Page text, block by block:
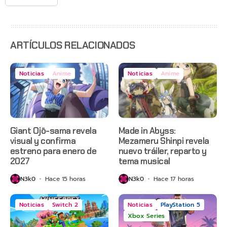
ARTÍCULOS RELACIONADOS
Noticias Anime
Giant Ojō-sama revela
visual y confirma
estreno para enero de
2027
N3k0 Hace 15 horas
Noticias Anime
Made in Abyss:
Mezameru Shinpi revela
nuevo tráiler, reparto y
tema musical
N3k0 Hace 17 horas
Noticias Switch 2 Noticias
PlayStation 5
Xbox Series